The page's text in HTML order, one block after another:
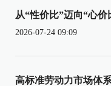
从“性价比”迈向“心
2026-07-24 09:09
高标准劳动力市场体